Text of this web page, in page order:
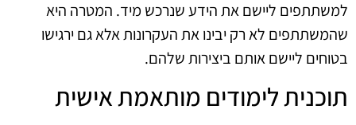
למשתתפים ליישם את הידע שנרכש מיד. המטרה היא
שהמשתתפים לא רק יבינו את העקרונות אלא גם ירגישו
בטוחים ליישם אותם ביצירות שלהם.
תוכנית לימודים מותאמת אישית